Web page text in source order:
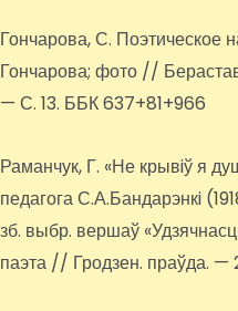
Гончарова, С. Поэтическое
Гончарова; фото //
— С. 13. ББК 637+81+966
Раманчук, Г. «Не крывiў я
педагога С.А.Бандарэнкi
зб. выбр. вершаў
паэта // Гродзен. праўда. —